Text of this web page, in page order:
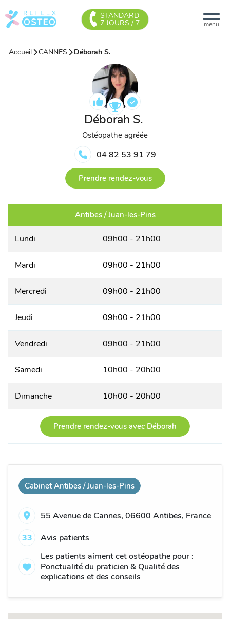
menu
STANDARD
7 JOURS / 7
Accueil CANNES Déborah S.
Déborah S.
Ostéopathe agréée
04 82 53 91 79
Prendre rendez-vous
Cabinet Antibes / Juan-les-Pins
55 Avenue de Cannes, 06600 Antibes, France
33
Avis patients
Les patients aiment cet ostéopathe pour :
Ponctualité du praticien & Qualité des
explications et des conseils
Antibes / Juan-les-Pins
Lundi 09h00 - 21h00
Mardi 09h00 - 21h00
Mercredi 09h00 - 21h00
Jeudi 09h00 - 21h00
Vendredi 09h00 - 21h00
Samedi 10h00 - 20h00
Dimanche 10h00 - 20h00
Prendre rendez-vous avec Déborah